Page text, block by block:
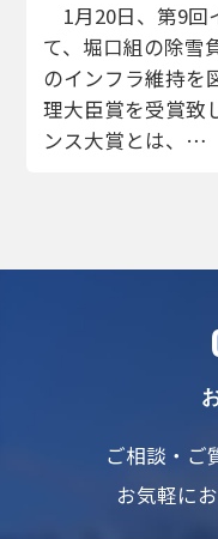
1月20日、第9回
て、堀口組の除雪
のインフラ維持を
理大臣賞を受賞致
ンス大賞とは、…
ご相談・ご
お気軽に